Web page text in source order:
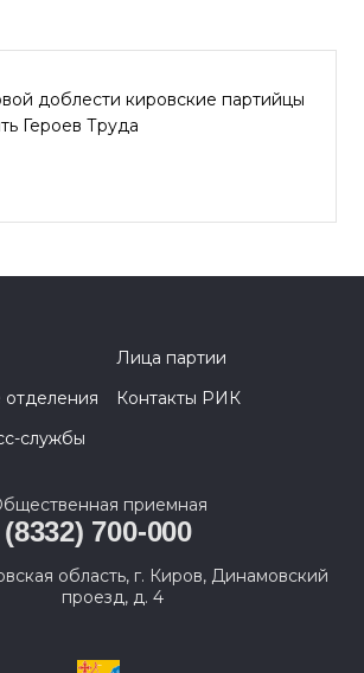
доблести кировские партийцы
Героев Труда
Лица партии
отделения
Контакты РИК
службы
приемная
(8332) 700-000
область, г. Киров, Динамовский
проезд, д. 4